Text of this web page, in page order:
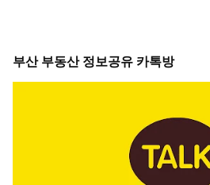
부산 부동산 정보공유 카톡방